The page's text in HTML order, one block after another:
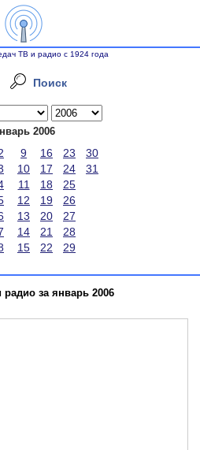
ТВ и радио с 1924 года
Поиск
2006
9 16 23
30
10 17 24
31
11 18
25
12 19
26
13 20
27
14 21
28
15 22 29
за январь 2006